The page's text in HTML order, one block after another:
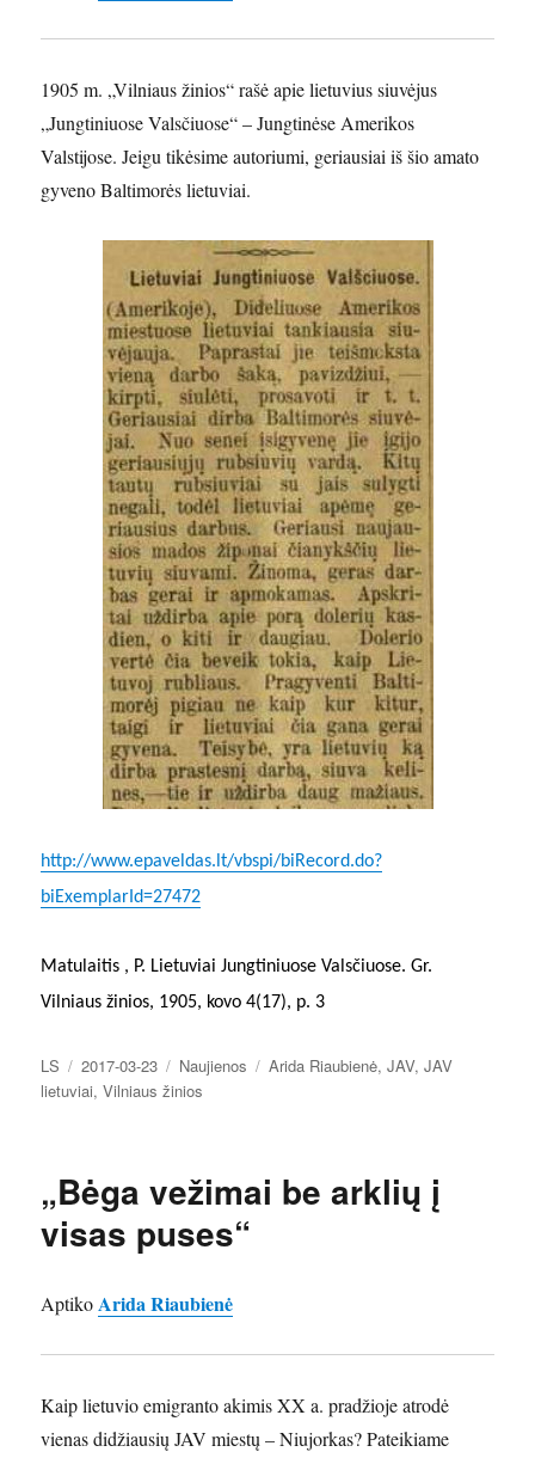
1905 m. „Vilniaus žinios“ rašė apie lietuvius siuvėjus
„Jungtiniuose Valsčiuose“ – Jungtinėse Amerikos
Valstijose. Jeigu tikėsime autoriumi, geriausiai iš šio amato
gyveno Baltimorės lietuviai.
http://www.epaveldas.lt/vbspi/biRecord.do?
biExemplarId=27472
Matulaitis , P. Lietuviai Jungtiniuose Valsčiuose. Gr.
Vilniaus žinios, 1905, kovo 4(17), p. 3
Autorius
LS Paskelbta
2017-03-23 Kategorijos
Naujienos Žymos
Arida Riaubienė,JAV,JAV
lietuviai,Vilniaus žinios
„Bėga vežimai be arklių į
visas puses“
Aptiko Arida Riaubienė
Kaip lietuvio emigranto akimis XX a. pradžioje atrodė
vienas didžiausių JAV miestų – Niujorkas? Pateikiame